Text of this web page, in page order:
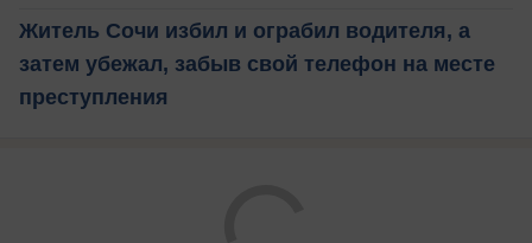
Житель Сочи избил и ограбил водителя, а
затем убежал, забыв свой телефон на месте
преступления